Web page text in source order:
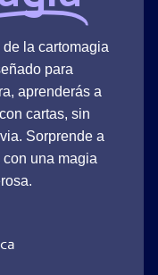
la cartomagia
para
aprenderás a
cartas, sin
Sorprende a
una magia